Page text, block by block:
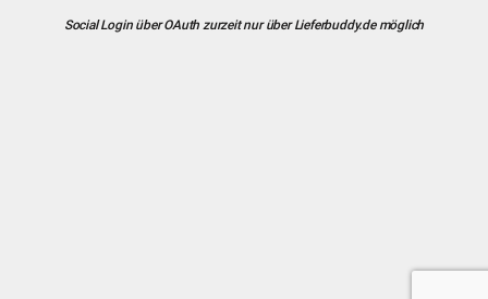
Social Login über OAuth zurzeit nur über Lieferbuddy.de möglich